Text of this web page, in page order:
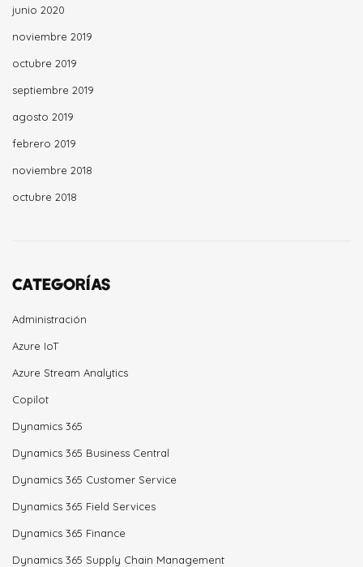
junio 2020
noviembre 2019
octubre 2019
septiembre 2019
agosto 2019
febrero 2019
noviembre 2018
octubre 2018
CATEGORÍAS
Administración
Azure IoT
Azure Stream Analytics
Copilot
Dynamics 365
Dynamics 365 Business Central
Dynamics 365 Customer Service
Dynamics 365 Field Services
Dynamics 365 Finance
Dynamics 365 Supply Chain Management